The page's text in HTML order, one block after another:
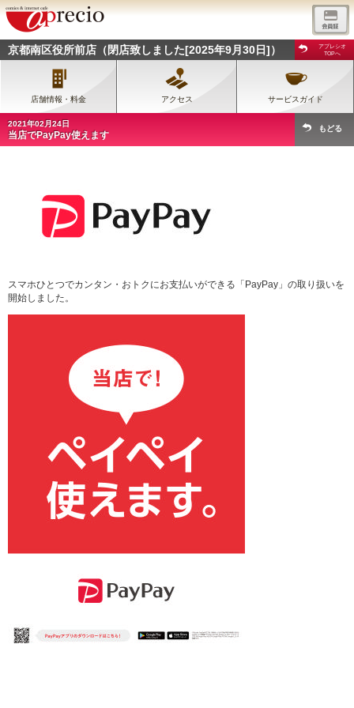
京都南区役所前店（閉店致しました[2025年9月30日]）
アプレシオ
TOPへ
店舗情報・料金 アクセス サービスガイド
2021年02月24日
当店でPayPay使えます
もどる
スマホひとつでカンタン・おトクにお支払いができる「PayPay」の取り扱いを
開始しました。